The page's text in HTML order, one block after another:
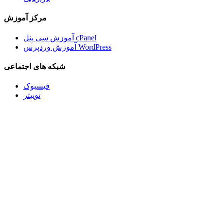
مرکز آموزش
آموزش سی پنل cPanel
آموزش وردپرس WordPress
شبکه های اجتماعی
فیسبوک
توییتر